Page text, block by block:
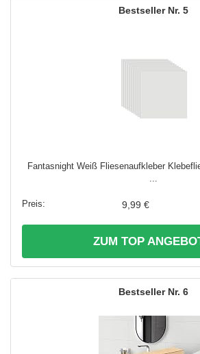
5
Fantasnight Weiß Fliesenaufkleber
9,99 €
ZUM TOP
6